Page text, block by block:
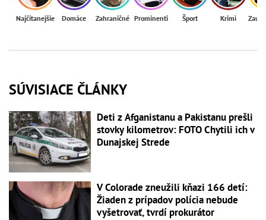
Najčítanejšie Domáce Zahraničné Prominenti Šport Krimi
SÚVISIACE ČLÁNKY
Deti z Afganistanu a Pakistanu prešli
stovky kilometrov: FOTO Chytili ich v
Dunajskej Strede
V Colorade zneužili kňazi 166 detí:
Žiaden z prípadov polícia nebude
vyšetrovať, tvrdí prokurátor